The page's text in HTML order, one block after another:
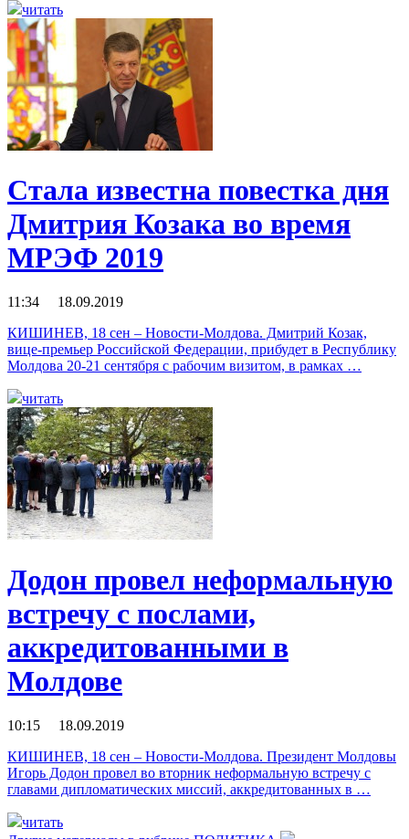
читать
Стала известна повестка дня
Дмитрия Козака во время
МРЭФ 2019
11:34 18.09.2019
КИШИНЕВ, 18 сен – Новости-Молдова. Дмитрий Козак,
вице-премьер Российской Федерации, прибудет в Республику
Молдова 20-21 сентября с рабочим визитом, в рамках …
читать
Додон провел неформальную
встречу с послами,
аккредитованными в
Молдове
10:15 18.09.2019
КИШИНЕВ, 18 сен – Новости-Молдова. Президент Молдовы
Игорь Додон провел во вторник неформальную встречу с
главами дипломатических миссий, аккредитованных в …
читать